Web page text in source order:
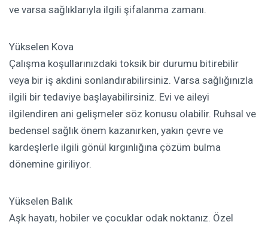
ve varsa sağlıklarıyla ilgili şifalanma zamanı.
Yükselen Kova
Çalışma koşullarınızdaki toksik bir durumu bitirebilir
veya bir iş akdini sonlandırabilirsiniz. Varsa sağlığınızla
ilgili bir tedaviye başlayabilirsiniz. Evi ve aileyi
ilgilendiren ani gelişmeler söz konusu olabilir. Ruhsal ve
bedensel sağlık önem kazanırken, yakın çevre ve
kardeşlerle ilgili gönül kırgınlığına çözüm bulma
dönemine giriliyor.
Yükselen Balık
Aşk hayatı, hobiler ve çocuklar odak noktanız. Özel